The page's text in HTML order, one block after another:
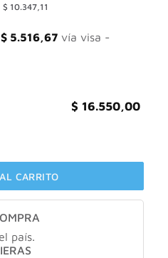
$ 10.347,11
$5.516,67vía visa -
$ 16.550,00
CARRITO
país.